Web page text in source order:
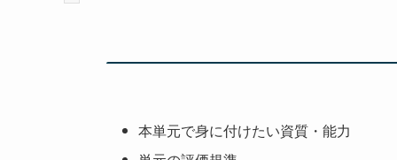
本単元で身に付けたい資質・能力